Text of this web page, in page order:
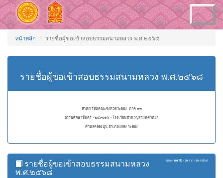
Toggle
navigation
หน้าหลัก รายชื่อผู้ขอเข้าสอบธรรมสนามหลวง พ.ศ.๒๕๖๘
รายชื่อผู้ขอเข้าสอบธรรมสนามหลวง พ.ศ.๒๕๖๘
สำนักเรียนคณะจังหวัดระยอง ภาค ๑๓
ธรรมศึกษาชั้นตรี - ๒๕๓๐๑๖ - โรงเรียนชำนาญสามัคคีวิทยา
ตำบลคลองปูน อำเภอแกลง ระยอง
แสดง 101 ถึง 150 จาก 168 ผลลัพธ์
รายชื่อผู้ขอเข้าสอบธรรมสนามหลวง
พ.ศ.๒๕๖๘